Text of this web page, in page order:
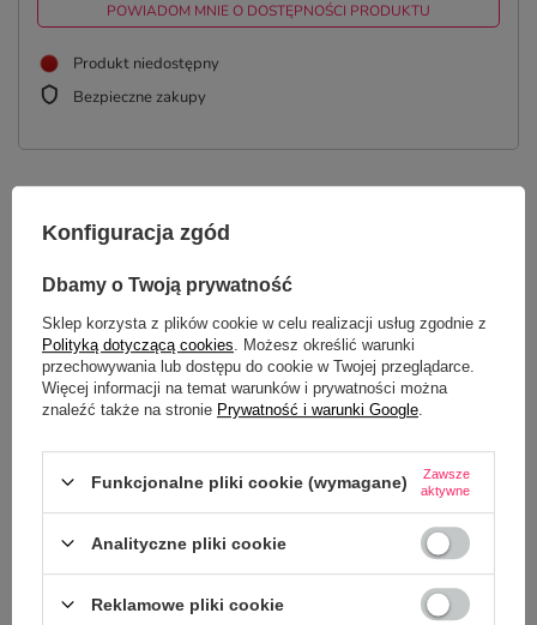
POWIADOM MNIE O DOSTĘPNOŚCI PRODUKTU
Produkt niedostępny
Bezpieczne zakupy
OPINIE (0)
Potrzebujesz pomocy? Masz pytania?
Zadaj pytanie a my odpowiemy
odpowiedzi publikując dla innych.
ZADAJ PYTANIE
Konfiguracja zgód
Dbamy o Twoją prywatność
Sklep korzysta z plików cookie w celu realizacji usług zgodnie z
Polityką dotyczącą cookies . Możesz określić warunki
przechowywania lub dostępu do cookie w Twojej przeglądarce.
Więcej informacji na temat warunków i prywatności można
znaleźć także na stronie Prywatność i warunki Google
Funkcjonalne pliki cookie (wymagane)
Zawsze
aktywne
Analityczne pliki cookie
Reklamowe pliki cookie